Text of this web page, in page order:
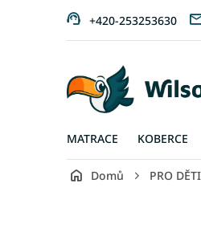
+420-253253630
MATRACE KOBERCE
Domů PRO DĚTI